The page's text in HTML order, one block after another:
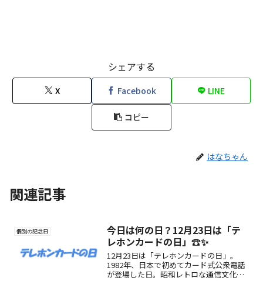
シェアする
X Facebook LINE
コピー
はなちゃん
関連記事
個別の記念日
今日は何の日？12月23日は「テ
レホンカードの日」☎️✨
12月23日は「テレホンカードの日」。
1982年、日本で初めてカード式公衆電話
が登場した日。昭和レトロな通信文化を